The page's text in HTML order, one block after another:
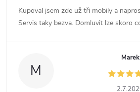
Kupoval jsem zde už tři mobily a
Servis taky bezva. Domluvit lze skoro
M
Marek